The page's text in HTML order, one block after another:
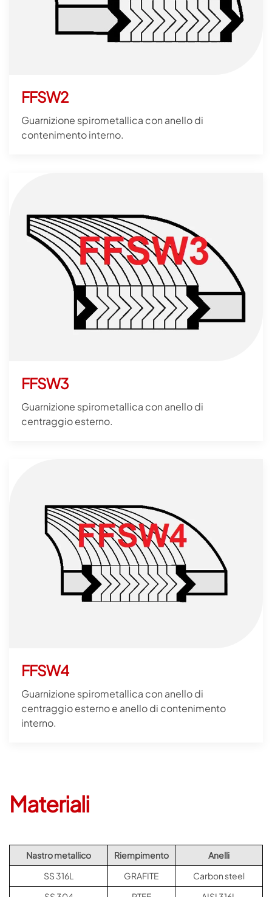
FFSW2
Guarnizione spirometallica con anello di
contenimento interno.
FFSW3
Guarnizione spirometallica con anello di
centraggio esterno.
FFSW4
Guarnizione spirometallica con anello di
centraggio esterno e anello di contenimento
interno.
Materiali
Nastro metallico Riempimento
Anelli
SS 316L
GRAFITE
Carbon steel